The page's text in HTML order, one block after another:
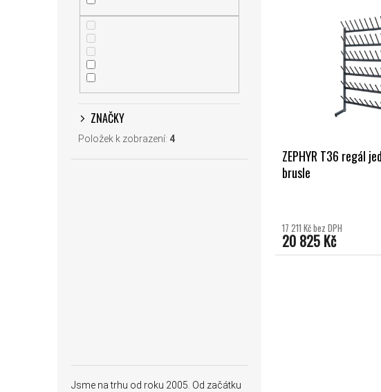
ZNAČKY
Položek k zobrazení: 4
Jsme na trhu od roku 2005. Od začátku
VÝPIS PRODUKTŮ
ZEPHYR T36 regál
brusle
17 211 Kč bez DPH
20 825 Kč